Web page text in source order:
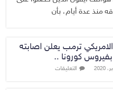
ترمب يعلن اصابته
كورونا ..
التعليقات